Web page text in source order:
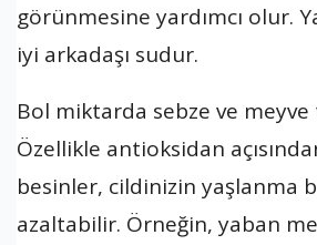
görünmesine yardımcı olur.
iyi arkadaşı sudur.
Bol miktarda sebze ve
Özellikle antioksidan
besinler, cildinizin yaşlanma
azaltabilir. Örneğin, yaban